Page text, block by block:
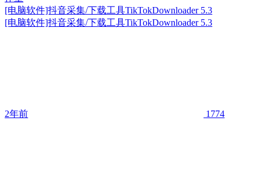
[电脑软件]抖音采集/下载工具TikTokDownloader 5.3
[电脑软件]抖音采集/下载工具TikTokDownloader 5.3
2年前 1774